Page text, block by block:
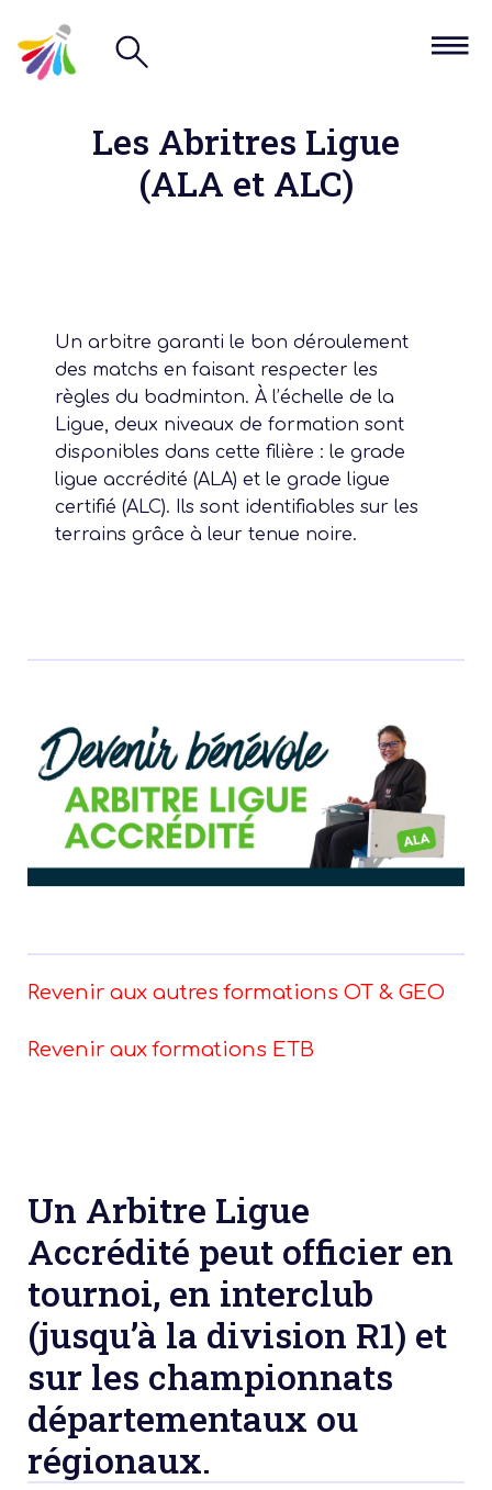
Les Abritres Ligue
(ALA et ALC)
Un arbitre garanti le bon déroulement
des matchs en faisant respecter les
règles du badminton. À l’échelle de la
Ligue, deux niveaux de formation sont
disponibles dans cette filière : le grade
ligue accrédité (ALA) et le grade ligue
certifié (ALC). Ils sont identifiables sur les
terrains grâce à leur tenue noire.
Revenir aux autres formations OT & GEO
Revenir aux formations ETB
Un Arbitre Ligue
Accrédité peut officier en
tournoi, en interclub
(jusqu’à la division R1) et
sur les championnats
départementaux ou
régionaux.